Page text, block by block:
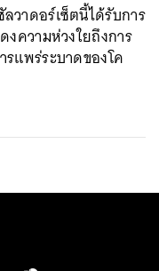
าดอร์เซ็ตนี้ได้รับการ
ความห่วงใยถึงการ
แพร่ระบาดของโค